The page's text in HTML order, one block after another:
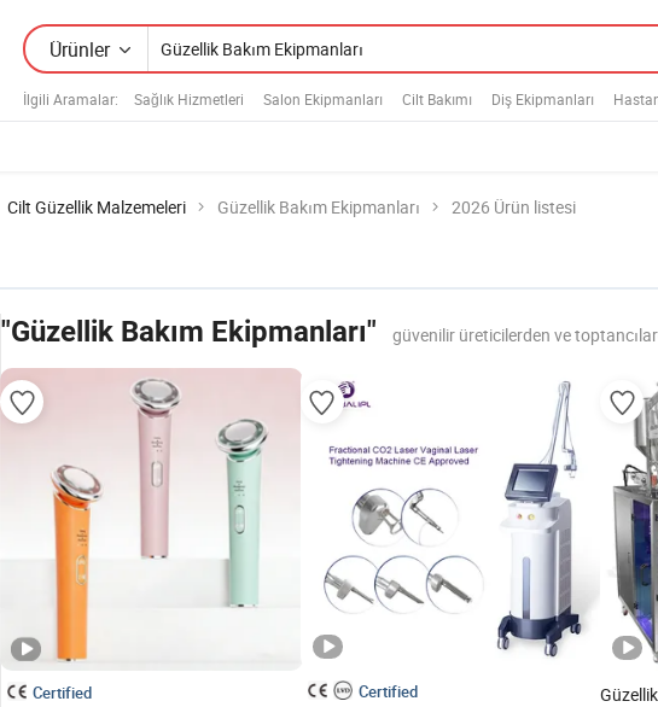
Ürünler
İlgili Aramalar: Sağlık Hizmetleri Salon Ekipmanları Cilt Bakımı Diş Ekipmanları
Cilt Güzellik Malzemeleri Güzellik Bakım Ekipmanları 2026 Ürün listesi
"Güzellik Bakım Ekipmanları" güvenilir üreticilerden ve
Certified Certified